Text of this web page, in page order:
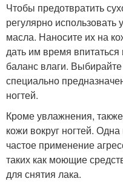
Чтобы предотвратить
регулярно
масла. Наносите их на
дать им время
баланс влаги.
специально
ногтей.
Кроме увлажнения,
кожи вокруг ногтей.
частое применение
таких как моющие
для снятия лака.